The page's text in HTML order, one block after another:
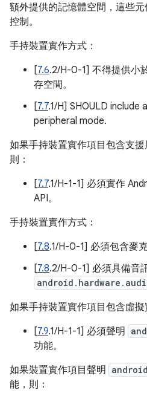
額外提供的記憶體空間，這些
控制。
手持裝置實作方式：
[7.6.2/H-0-1] 不得提供小
存空間。
[7.7.1/H] SHOULD include
peripheral mode.
如果手持裝置實作項目包含支援
則：
[7.7.1/H-1-1] 必須實作
API。
手持裝置實作方式：
[7.8.1/H-0-1] 必須包含麥克
[7.8.2/H-0-1] 必須具備音
如果手持裝置實作項目包含虛擬
[7.9.1/H-1-1] 必須聲明
功能。
如果裝置實作項目聲明
能，則：